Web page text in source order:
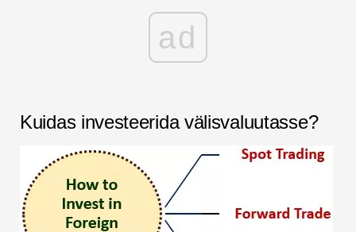
ad
Kuidas investeerida välisvaluutasse?